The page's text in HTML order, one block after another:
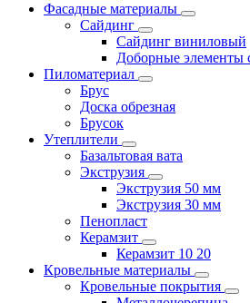
Фасадные материалы
Сайдинг
Сайдинг виниловый
Доборные элементы
Пиломатериал
Брус
Доска обрезная
Брусок
Утеплители
Базальтовая вата
Экструзия
Экструзия 50 мм
Экструзия 30 мм
Пенопласт
Керамзит
Керамзит 10 20
Кровельные материалы
Кровельные покрытия